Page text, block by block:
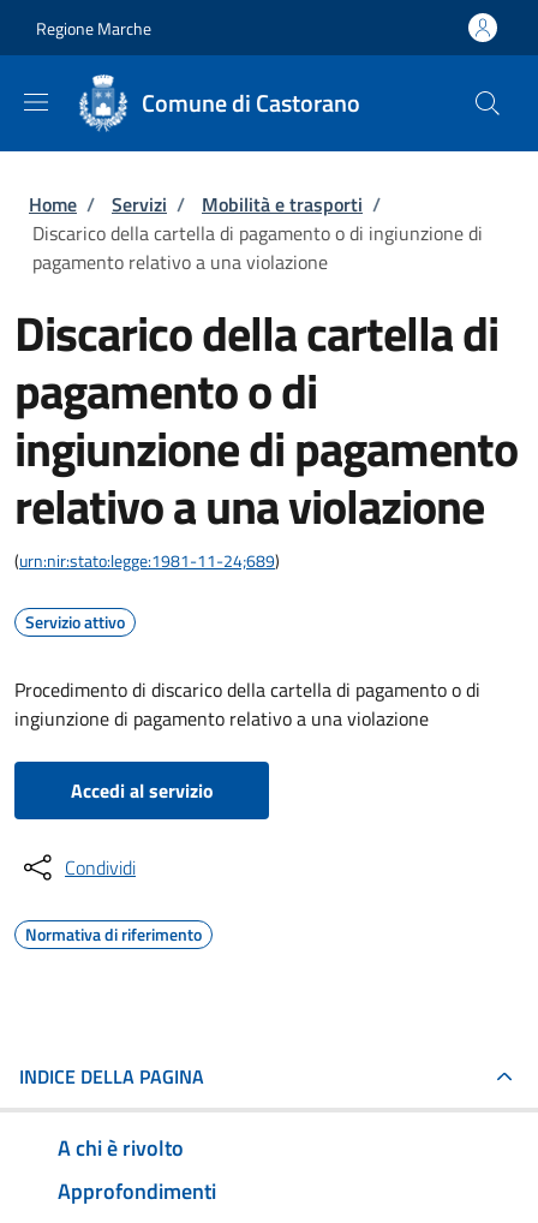
Regione Marche
Comune di Castorano
Briciole di pane
Home / Servizi / Mobilità e trasporti /
Discarico della cartella di pagamento o di ingiunzione di
pagamento relativo a una violazione
Discarico della cartella di
pagamento o di
ingiunzione di pagamento
relativo a una violazione
(urn:nir:stato:legge:1981-11-24;689)
Servizio attivo
Procedimento di discarico della cartella di pagamento o di
ingiunzione di pagamento relativo a una violazione
Accedi al servizio
Condividi
Normativa di riferimento
INDICE DELLA PAGINA
A chi è rivolto
Approfondimenti